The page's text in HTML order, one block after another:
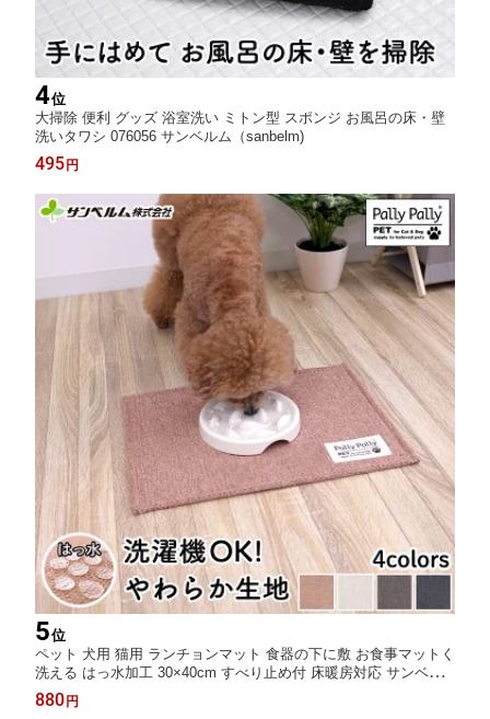
4位
大掃除 便利 グッズ 浴室洗い ミトン型 スポンジ お風呂の床・壁
洗いタワシ 076056 サンベルム（sanbelm)
495 円
5位
ペット 犬用 猫用 ランチョンマット 食器の下に敷 お食事マットく
洗える はっ水加工 30×40cm すべり止め付 床暖房対応 サンベル
ム PallyPally
880 円